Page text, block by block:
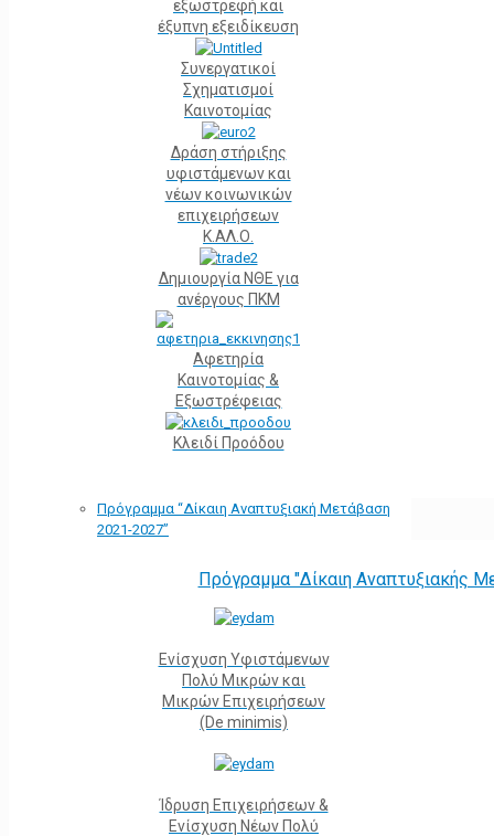
εξωστρεφή και
έξυπνη εξειδίκευση
Συνεργατικοί
Σχηματισμοί
Καινοτομίας
Δράση στήριξης
υφιστάμενων και
νέων κοινωνικών
επιχειρήσεων
Κ.ΑΛ.Ο.
Δημιουργία ΝΘΕ για
ανέργους ΠΚΜ
Αφετηρία
Kαινοτομίας &
Εξωστρέφειας
Κλειδί Προόδου
Πρόγραμμα “Δίκαιη Αναπτυξιακή Μετάβαση
2021-2027”
Πρόγραμμα "Δίκαιη Αναπτυξιακής
Ενίσχυση Υφιστάμενων
Πολύ Μικρών και
Μικρών Επιχειρήσεων
(De minimis)
Ίδρυση Επιχειρήσεων &
Ενίσχυση Νέων Πολύ